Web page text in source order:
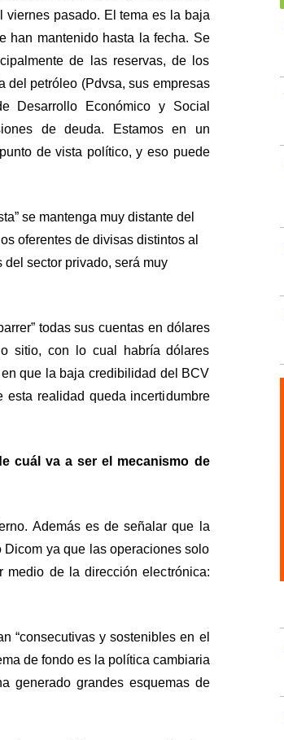
viernes pasado. El tema es la baja
han mantenido hasta la fecha. Se
de las reservas, de los
del petróleo (Pdvsa, sus empresas
Desarrollo Económico y Social
de deuda. Estamos en un
de vista político, y eso puede
se mantenga muy distante del
oferentes de divisas distintos al
sector privado, será muy
todas sus cuentas en dólares
sitio, con lo cual habría dólares
que la baja credibilidad del BCV
esta realidad queda incertidumbre
cuál va a ser el mecanismo de
Además es de señalar que la
ya que las operaciones solo
de la dirección electrónica:
“consecutivas y sostenibles en el
de fondo es la política cambiaria
generado grandes esquemas de